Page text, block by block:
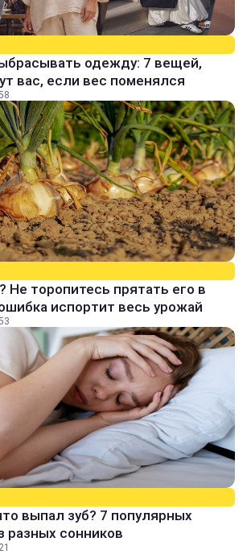
одежду: 7 вещей,
вас, если вес поменялся
Не торопитесь прятать его в
испортит весь урожай
выпал зуб? 7 популярных
разных сонников